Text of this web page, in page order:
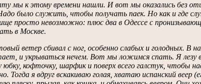
мы к этому времени нашли. И вот мы оказались без
было служить, чтобы получать паек. Но как и где
просто невозможно: плюс два в Одессе с
в Москве.
ветер сбивал с ног, особенно слабых и голодных. В
и укрываться нечем. Вот мы ложимся спать. Я лезу
юбку, кофточку, шарфик и поверх всего галстук,
Тогда я вдруг вскакиваю голая, хватаю испанский